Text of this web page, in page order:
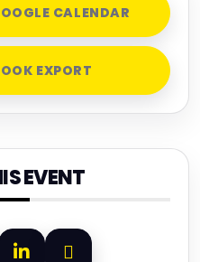
CALENDAR
EXPORT
EVENT